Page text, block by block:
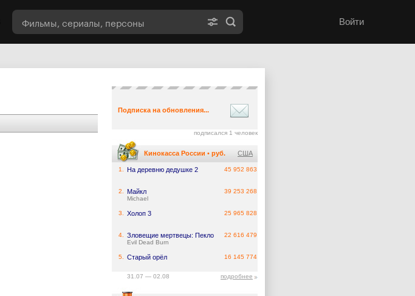
Войти
Подписка на обновления...
подписался 1 человек
Кинокасса России • руб. США
1. На деревню дедушке 2 45 952 863
2. Майкл
Michael
39 253 268
3. Холоп 3 25 965 828
4. Зловещие мертвецы: Пекло
Evil Dead Burn
22 616 479
5. Старый орёл 16 145 774
31.07 — 02.08 подробнее